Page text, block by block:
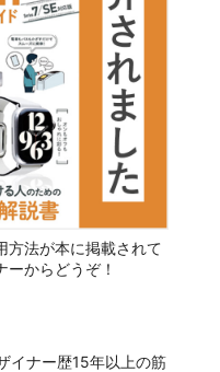
方法が本に掲載されて
からどうぞ！
イナー歴15年以上の筋